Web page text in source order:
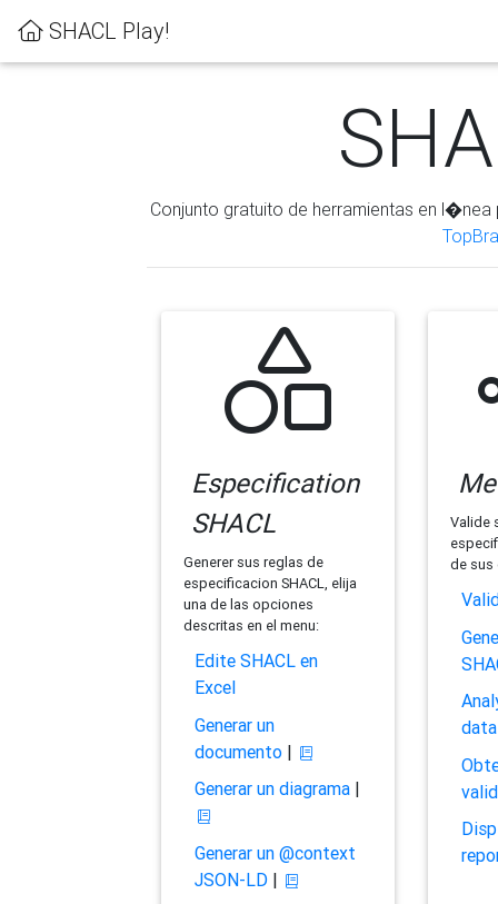
SHACL Play!
Conjunto gratuito de herramientas en
Especification
SHACL
Generer sus reglas de
especificacion SHACL, elija
una de las opciones
descritas en el menu:
Edite SHACL en
Excel
Generar un
documento|
Generar un diagrama|
Generar un @context
JSON-LD|
Valide
de sus